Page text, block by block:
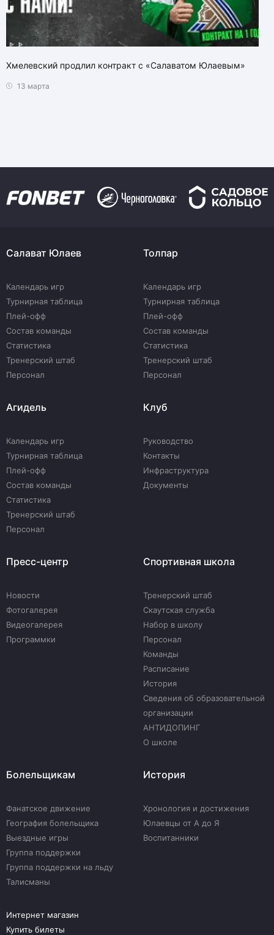
Хмелевский продлил контракт с «Салаватом Юлаевым»
13 марта
Салават Юлаев
Календарь игр
Турнирная таблица
Плей-офф
Состав команды
Статистика
Тренерский штаб
Персонал
Толпар
Календарь игр
Турнирная таблица
Плей-офф
Состав команды
Статистика
Тренерский штаб
Персонал
Агидель
Календарь игр
Турнирная таблица
Плей-офф
Состав команды
Статистика
Тренерский штаб
Персонал
Клуб
Руководство
Контакты
Инфраструктура
Документы
Пресс-центр
Новости
Фотогалерея
Видеогалерея
Программки
Спортивная школа
Тренерский штаб
Скаутская служба
Набор в школу
Персонал
Команды
Расписание
История
Сведения об образовательной
организации
АНТИДОПИНГ
О школе
Болельщикам
Фанатское движение
География болельщика
Выездные игры
Группа поддержки
Группа поддержки на льду
Талисманы
История
Хронология и достижения
Юлаевцы от А до Я
Воспитанники
Интернет магазин
Купить билеты